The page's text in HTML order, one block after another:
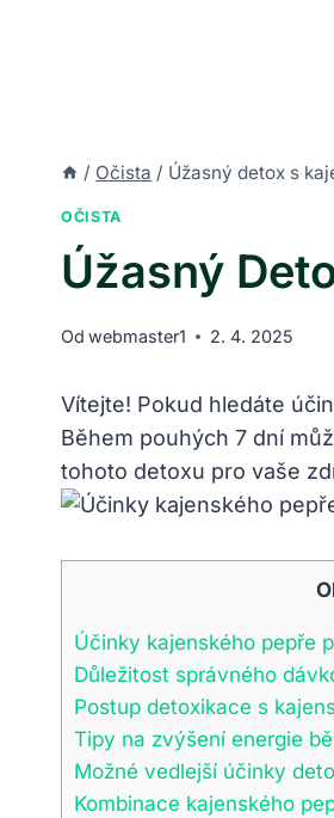
/ Očista / Úžasný detox s
OČISTA
Úžasný
Od webmaster1 2. 4. 2025
Vítejte! Pokud hledáte
Během pouhých 7 dní
tohoto detoxu pro vaše
Účinky kajenského pepře
Důležitost správného
Postup detoxikace s
Tipy na zvýšení energie
Možné vedlejší účinky
Kombinace kajenského